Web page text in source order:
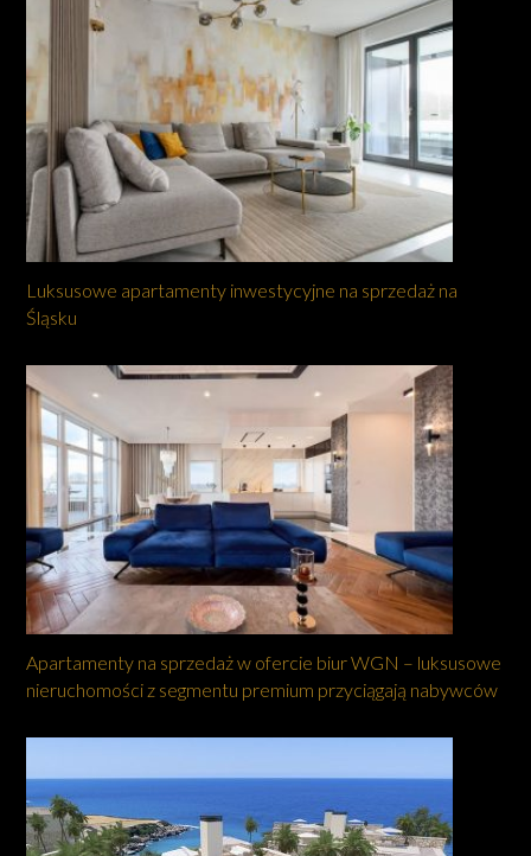
Luksusowe apartamenty inwestycyjne na sprzedaż na
Śląsku
Apartamenty na sprzedaż w ofercie biur WGN – luksusowe
nieruchomości z segmentu premium przyciągają nabywców